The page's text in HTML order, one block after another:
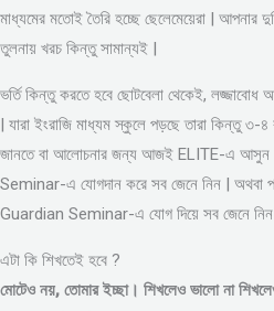
মাধ্যমের মতোই তৈরি হচ্ছে ছেলেমেয়েরা | আপনার
তুলনায় খরচ কিন্তু সামান্যই |
ভর্তি কিন্তু করতে হবে ছোটবেলা থেকেই,
| যারা ইংরাজি মাধ্যম স্কুলে পড়ছে তারা কিন্তু
জানতে বা আলোচনার জন্য আজই ELITE-এ আসুন
Seminar-এ যোগদান করে সব জেনে নিন | অথবা
Guardian Seminar-এ যোগ দিয়ে সব জেনে
এটা কি শিখতেই হবে ?
মোটেও নয়, তোমার ইচ্ছা। শিখলেও ভালো না